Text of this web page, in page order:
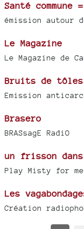
Santé commune
émission autour
Le Magazine
Le Magazine de
Bruits de tôles
Emission
Brasero
BRASsagE RadiO
un frisson
Play Misty for me
Les
Création